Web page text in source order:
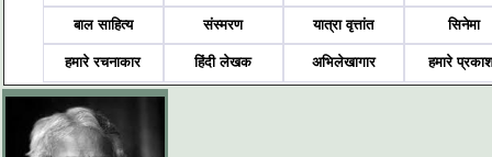
बाल साहित्य संस्मरण यात्रा वृत्तांत सिनेमा
हमारे रचनाकार हिंदी लेखक अभिलेखागार हमारे